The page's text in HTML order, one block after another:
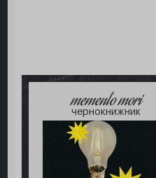
memento mori
чернокнижник